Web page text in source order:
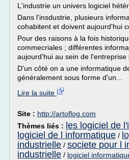
L'industrie un univers logiciel
Dans l'insdustrie, plusieurs
cohabitent et doivent aujourd'hui
Pour des raisons à la fois
commecriales ; différentes
aujourd'hui au sein de l'entreprise
D'un côté on a une informatique
généralement sous forme d'un...
Lire la suite
Site : http://artoflog.com
Thèmes liés : les logiciel de
logiciel de l informatique /
industrielle / societe pour l
industrielle / logiciel